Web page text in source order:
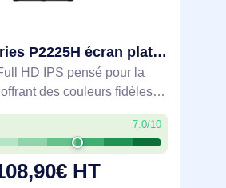
DELL P Series P2225H écran plat de PC 54,6 cm (21.5") 1920 x 1080 pixels Full HD LCD Noir, Argent - DELL-P2225H
HD IPS pensé pour la
des couleurs fidèles
et un rafraîchissement 100
fluide. ComfortView
bleue.
7.0/10
HT